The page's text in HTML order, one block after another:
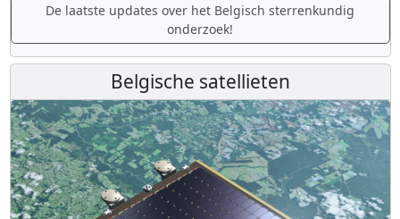
De laatste updates over het Belgisch sterrenkundig
onderzoek!
Belgische satellieten